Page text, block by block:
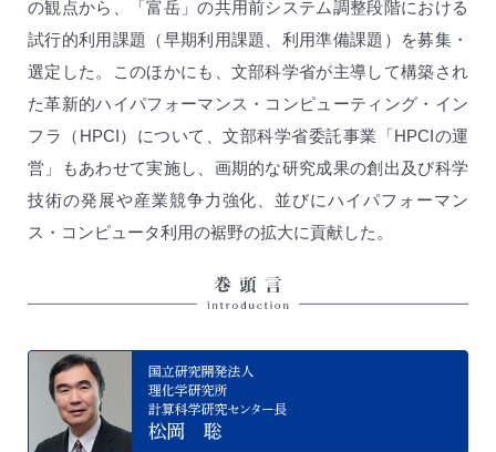
の観点から、「富岳」の共用前システム調整段階における
試行的利用課題（早期利用課題、利用準備課題）を募集・
選定した。このほかにも、文部科学省が主導して構築され
た革新的ハイパフォーマンス・コンピューティング・イン
フラ（HPCI）について、文部科学省委託事業「HPCIの運
営」もあわせて実施し、画期的な研究成果の創出及び科学
技術の発展や産業競争力強化、並びにハイパフォーマン
ス・コンピュータ利用の裾野の拡大に貢献した。